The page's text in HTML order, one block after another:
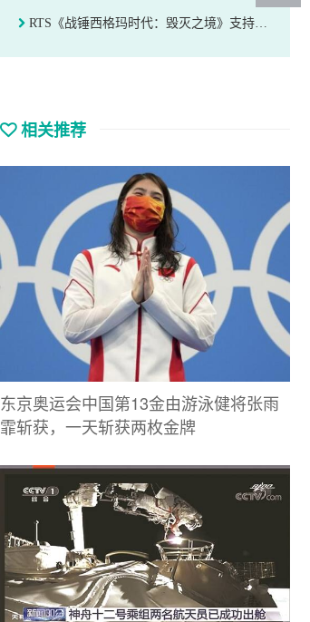
RTS《战锤西格玛时代：毁灭之境》支持DLSS 2！耕升携玩家踏上征服之路！
相关推荐
东京奥运会中国第13金由游泳健将张雨
霏斩获，一天斩获两枚金牌